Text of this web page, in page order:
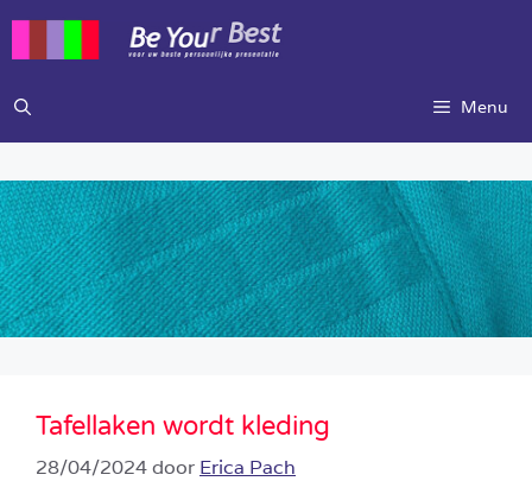
inhoud
Menu
Tafellaken wordt kleding
28/04/2024door Erica Pach